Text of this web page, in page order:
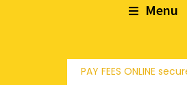
Menu
PAY FEES ONLINE